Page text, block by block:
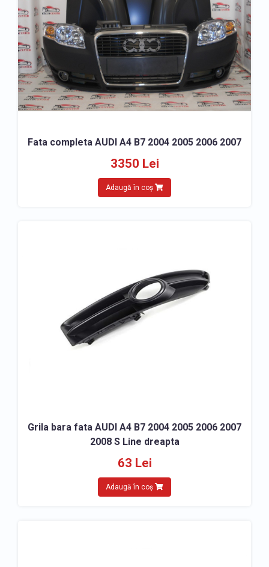
Fata completa AUDI A4 B7 2004 2005 2006 2007
3350 Lei
Adaugă în coș
Grila bara fata AUDI A4 B7 2004 2005 2006 2007
2008 S Line dreapta
63 Lei
Adaugă în coș